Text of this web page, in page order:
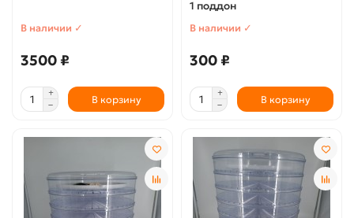
В наличии ✓
3500 ₽
В корзину
1 поддон
В наличии ✓
300 ₽
В корзину